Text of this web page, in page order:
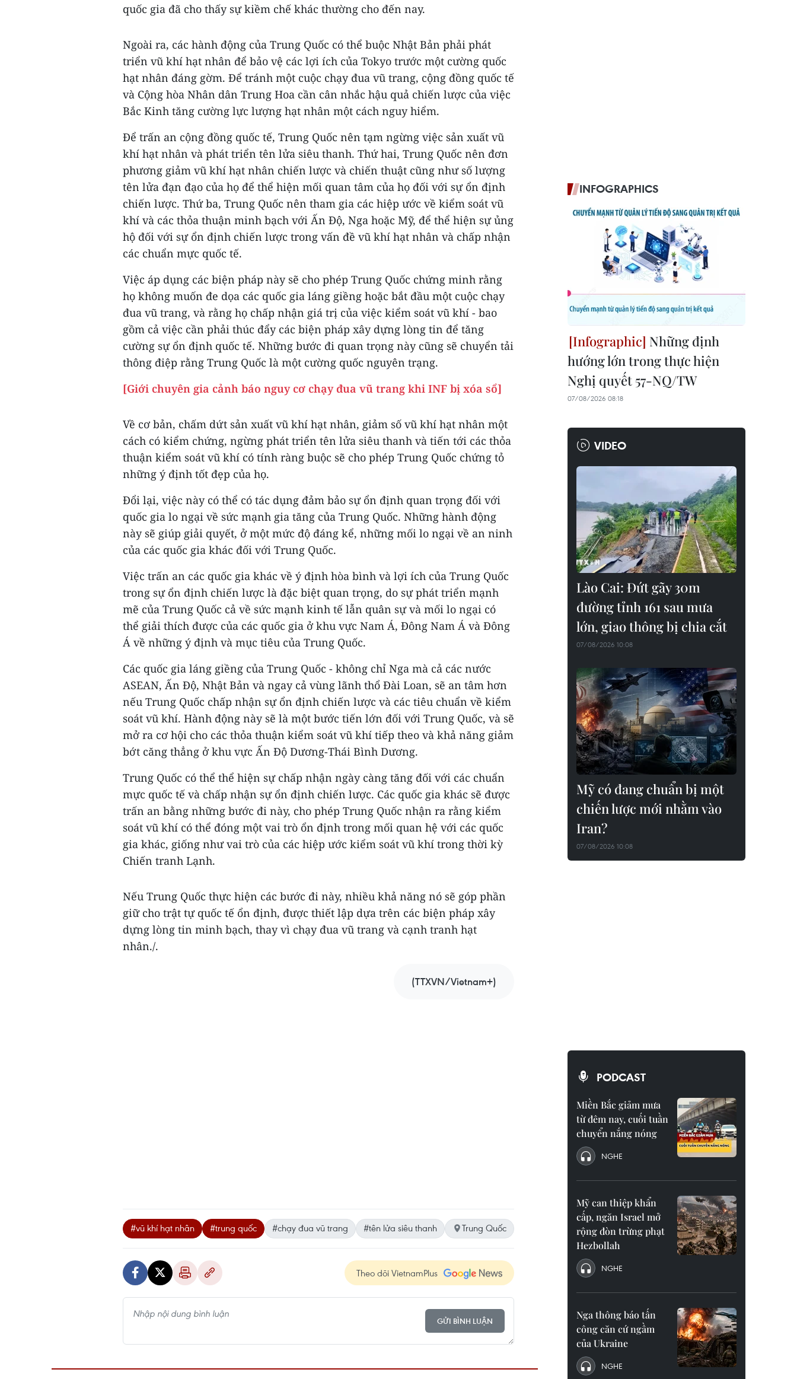
quốc gia đã cho thấy sự kiềm chế khác thường cho đến nay.
Ngoài ra, các hành động của Trung Quốc có thể buộc Nhật Bản phải phát
triển vũ khí hạt nhân để bảo vệ các lợi ích của Tokyo trước một cường quốc
hạt nhân đáng gờm. Để tránh một cuộc chạy đua vũ trang, cộng đồng quốc tế
và Cộng hòa Nhân dân Trung Hoa cần cân nhắc hậu quả chiến lược của việc
Bắc Kinh tăng cường lực lượng hạt nhân một cách nguy hiểm.
Để trấn an cộng đồng quốc tế, Trung Quốc nên tạm ngừng việc sản xuất vũ
khí hạt nhân và phát triển tên lửa siêu thanh. Thứ hai, Trung Quốc nên đơn
phương giảm vũ khí hạt nhân chiến lược và chiến thuật cũng như số lượng
tên lửa đạn đạo của họ để thể hiện mối quan tâm của họ đối với sự ổn định
chiến lược. Thứ ba, Trung Quốc nên tham gia các hiệp ước về kiểm soát vũ
khí và các thỏa thuận minh bạch với Ấn Độ, Nga hoặc Mỹ, để thể hiện sự ủng
hộ đối với sự ổn định chiến lược trong vấn đề vũ khí hạt nhân và chấp nhận
các chuẩn mực quốc tế.
Việc áp dụng các biện pháp này sẽ cho phép Trung Quốc chứng minh rằng
họ không muốn đe dọa các quốc gia láng giềng hoặc bắt đầu một cuộc chạy
đua vũ trang, và rằng họ chấp nhận giá trị của việc kiểm soát vũ khí - bao
gồm cả việc cần phải thúc đẩy các biện pháp xây dựng lòng tin để tăng
cường sự ổn định quốc tế. Những bước đi quan trọng này cũng sẽ chuyển tải
thông điệp rằng Trung Quốc là một cường quốc nguyên trạng.
[Giới chuyên gia cảnh báo nguy cơ chạy đua vũ trang khi INF bị xóa sổ]
Về cơ bản, chấm dứt sản xuất vũ khí hạt nhân, giảm số vũ khí hạt nhân một
cách có kiểm chứng, ngừng phát triển tên lửa siêu thanh và tiến tới các thỏa
thuận kiểm soát vũ khí có tính ràng buộc sẽ cho phép Trung Quốc chứng tỏ
những ý định tốt đẹp của họ.
Đổi lại, việc này có thể có tác dụng đảm bảo sự ổn định quan trọng đối với
quốc gia lo ngại về sức mạnh gia tăng của Trung Quốc. Những hành động
này sẽ giúp giải quyết, ở một mức độ đáng kể, những mối lo ngại về an ninh
của các quốc gia khác đối với Trung Quốc.
Việc trấn an các quốc gia khác về ý định hòa bình và lợi ích của Trung Quốc
trong sự ổn định chiến lược là đặc biệt quan trọng, do sự phát triển mạnh
mẽ của Trung Quốc cả về sức mạnh kinh tế lẫn quân sự và mối lo ngại có
thể giải thích được của các quốc gia ở khu vực Nam Á, Đông Nam Á và Đông
Á về những ý định và mục tiêu của Trung Quốc.
Các quốc gia láng giềng của Trung Quốc - không chỉ Nga mà cả các nước
ASEAN, Ấn Độ, Nhật Bản và ngay cả vùng lãnh thổ Đài Loan, sẽ an tâm hơn
nếu Trung Quốc chấp nhận sự ổn định chiến lược và các tiêu chuẩn về kiểm
soát vũ khí. Hành động này sẽ là một bước tiến lớn đối với Trung Quốc, và sẽ
mở ra cơ hội cho các thỏa thuận kiểm soát vũ khí tiếp theo và khả năng giảm
bớt căng thẳng ở khu vực Ấn Độ Dương-Thái Bình Dương.
Trung Quốc có thể thể hiện sự chấp nhận ngày càng tăng đối với các chuẩn
mực quốc tế và chấp nhận sự ổn định chiến lược. Các quốc gia khác sẽ được
trấn an bằng những bước đi này, cho phép Trung Quốc nhận ra rằng kiểm
soát vũ khí có thể đóng một vai trò ổn định trong mối quan hệ với các quốc
gia khác, giống như vai trò của các hiệp ước kiểm soát vũ khí trong thời kỳ
Chiến tranh Lạnh.
Nếu Trung Quốc thực hiện các bước đi này, nhiều khả năng nó sẽ góp phần
giữ cho trật tự quốc tế ổn định, được thiết lập dựa trên các biện pháp xây
dựng lòng tin minh bạch, thay vì chạy đua vũ trang và cạnh tranh hạt
nhân./.
(TTXVN/Vietnam+)
#vũ khí hạt nhân #trung quốc #chạy đua vũ trang #tên lửa siêu thanh Trung Quốc
Theo dõi VietnamPlus
GỬI BÌNH LUẬN
INFOGRAPHICS
Những định
hướng lớn trong thực hiện
Nghị quyết 57-NQ/TW
07/08/2026 08:18
VIDEO
Lào Cai: Đứt gãy 30m
đường tỉnh 161 sau mưa
lớn, giao thông bị chia cắt
07/08/2026 10:08
Mỹ có đang chuẩn bị một
chiến lược mới nhằm vào
Iran?
07/08/2026 10:08
PODCAST
Miền Bắc giảm mưa
từ đêm nay, cuối tuần
chuyển nắng nóng
NGHE
Mỹ can thiệp khẩn
cấp, ngăn Israel mở
rộng đòn trừng phạt
Hezbollah
NGHE
Nga thông báo tấn
công căn cứ ngầm
của Ukraine
NGHE